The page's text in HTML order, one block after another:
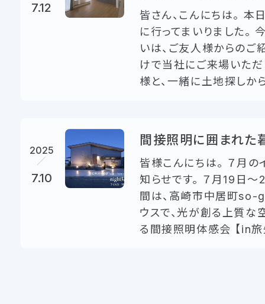
7.12
皆さん、こんにちは。 本
に行ってまいりました。
いは、ご友人様からのご
けで当社にご来場いた
様と、一緒に土地探しか
2025
7.10
間接照明に囲まれた
皆様こんにちは。 ７月の
知らせです。 ７月19日～
間は、高崎市中居町so-
ウスで、光が創る上質な
る間接照明体感会 【in